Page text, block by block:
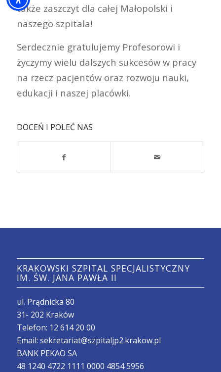
także zaszczyt dla całej Małopolski i
naszego szpitala!
Serdecznie gratulujemy Profesorowi i
życzymy wielu dalszych sukcesów w pracy
na rzecz pacjentów oraz rozwoju nauki,
edukacji i naszej placówki.
DOCEŃ I POLEĆ NAS
KRAKOWSKI SZPITAL SPECJALISTYCZNY
IM. ŚW. JANA PAWŁA II
ul. Prądnicka 80
31- 202 Kraków
Telefon: 12 614 20 00
Email: sekretariat@szpitaljp2.krakow.pl
BANK PEKAO SA
48 1240 4722 1111 0000 4854 5956